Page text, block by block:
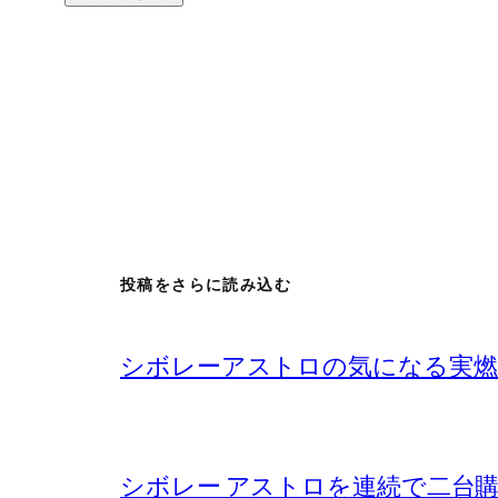
投稿をさらに読み込む
シボレーアストロの気になる実
シボレー アストロを連続で二台購